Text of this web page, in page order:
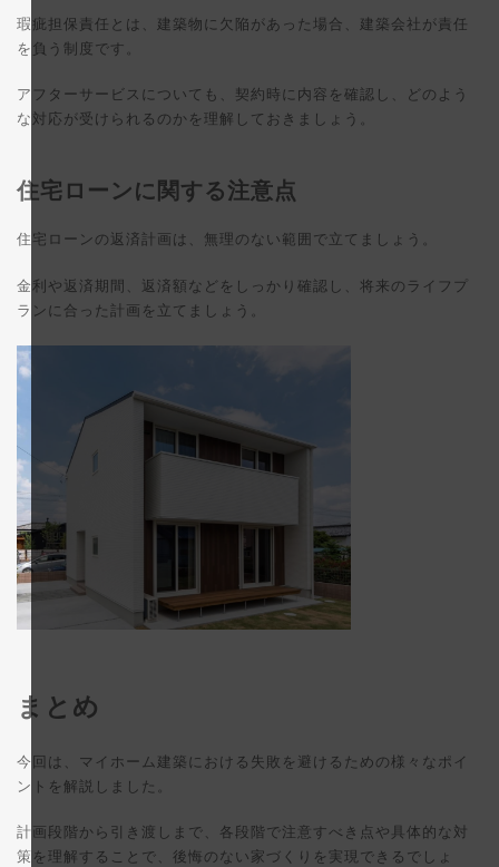
瑕疵担保責任とは、建築物に欠陥があった場合、建築会社が責任
を負う制度です。
アフターサービスについても、契約時に内容を確認し、どのよう
な対応が受けられるのかを理解しておきましょう。
住宅ローンに関する注意点
住宅ローンの返済計画は、無理のない範囲で立てましょう。
金利や返済期間、返済額などをしっかり確認し、将来のライフプ
ランに合った計画を立てましょう。
まとめ
今回は、マイホーム建築における失敗を避けるための様々なポイ
ントを解説しました。
計画段階から引き渡しまで、各段階で注意すべき点や具体的な対
策を理解することで、後悔のない家づくりを実現できるでしょ